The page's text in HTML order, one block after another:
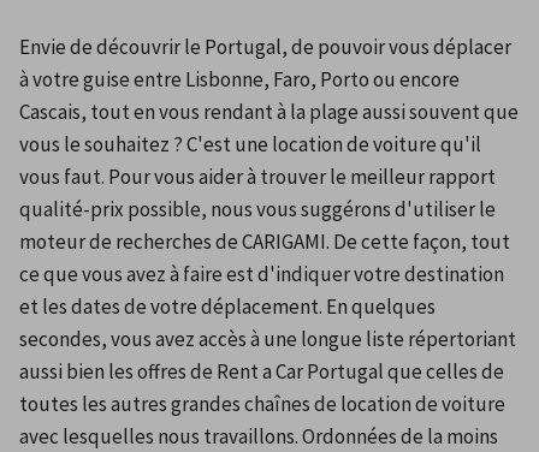
Envie de découvrir le Portugal, de pouvoir vous déplacer
à votre guise entre Lisbonne, Faro, Porto ou encore
Cascais, tout en vous rendant à la plage aussi souvent que
vous le souhaitez ? C'est une location de voiture qu'il
vous faut. Pour vous aider à trouver le meilleur rapport
qualité-prix possible, nous vous suggérons d'utiliser le
moteur de recherches de CARIGAMI. De cette façon, tout
ce que vous avez à faire est d'indiquer votre destination
et les dates de votre déplacement. En quelques
secondes, vous avez accès à une longue liste répertoriant
aussi bien les offres de Rent a Car Portugal que celles de
toutes les autres grandes chaînes de location de voiture
avec lesquelles nous travaillons. Ordonnées de la moins